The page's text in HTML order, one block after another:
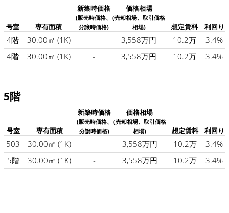
号室 専有面積
新築時価格
(販売時価格、
分譲時価格)
価格相場
(売却相場、取引価格
相場)
想定賃料 利回り
4階 30.00㎡ (1K) - 3,558万円 10.2万
3.4%
4階
30.00㎡ (1K) - 3,558万円 10.2万 3.4%
5階
号室 専有面積
新築時価格
(販売時価格、
分譲時価格)
価格相場
(売却相場、取引価格
相場)
想定賃料 利回り
503 30.00㎡ (1K) - 3,558万円 10.2万
3.4%
5階
30.00㎡ (1K) - 3,558万円 10.2万 3.4%